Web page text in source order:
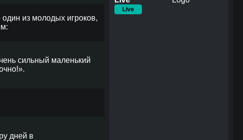
один из молодых игроков,
сильный маленький
дней в
Live